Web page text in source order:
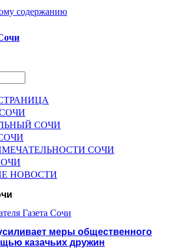
содержанию
СОЧИ
СОЧИ
НОВОСТИ
меры общественного
казачьих дружин